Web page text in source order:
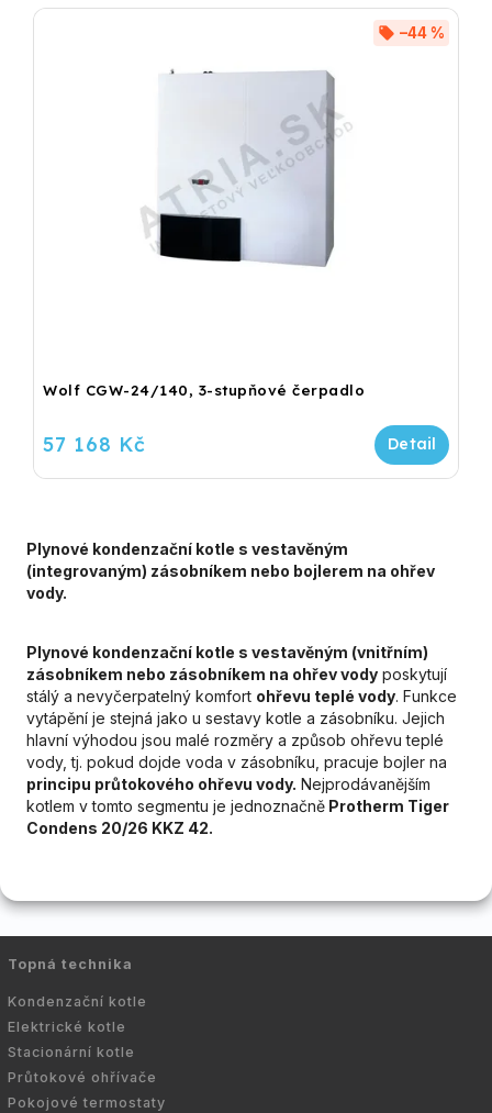
Wolf CGW-24/140, 3-stupňové čerpadlo
–44 %
57 168 Kč
Plynové kondenzační kotle s vestavěným
(integrovaným) zásobníkem nebo bojlerem na ohřev
vody.
Plynové kondenzační kotle s vestavěným (vnitřním)
zásobníkem nebo zásobníkem na ohřev vody poskytují
stálý a nevyčerpatelný komfort ohřevu teplé vody. Funkce
vytápění je stejná jako u sestavy kotle a zásobníku. Jejich
hlavní výhodou jsou malé rozměry a způsob ohřevu teplé
vody, tj. pokud dojde voda v zásobníku, pracuje bojler na
principu průtokového ohřevu vody. Nejprodávanějším
kotlem v tomto segmentu je jednoznačně Protherm Tiger
Condens 20/26 KKZ 42.
Topná technika
Kondenzační kotle
Elektrické kotle
Stacionární kotle
Průtokové ohřívače
Pokojové termostaty